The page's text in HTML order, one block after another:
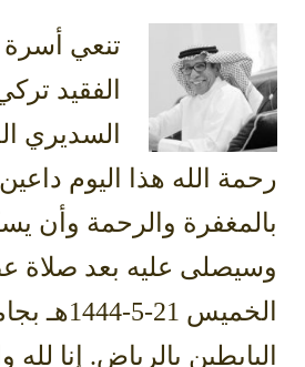
تنعي
الفقيد
السديري
رحمة الله هذا اليوم
بالمغفرة والرحمة وأن
وسيصلى عليه بعد صلاة
الخميس 21-
البابطين بالرياض. إنا لله